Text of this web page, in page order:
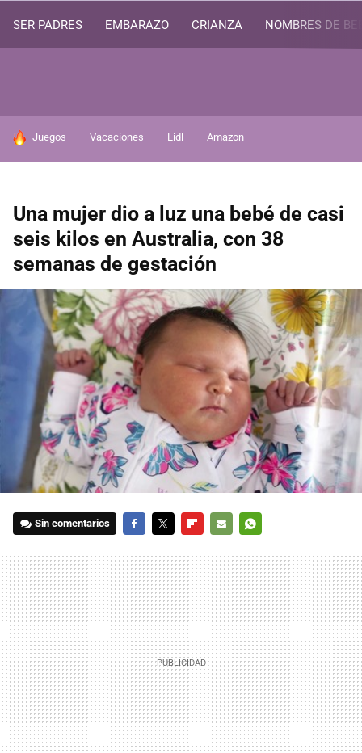
SER PADRES EMBARAZO CRIANZA NOMBRES DE
HOY SE HABLA DE
Juegos Vacaciones Lidl Amazon
Una mujer dio a luz una bebé de casi
seis kilos en Australia, con 38
semanas de gestación
Sin comentarios
MAIL